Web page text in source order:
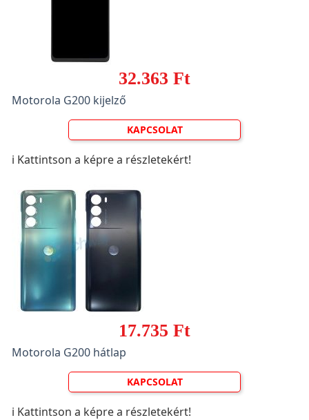
32.363 Ft
Motorola G200 kijelző
KAPCSOLAT
ℹ️ Kattintson a képre a részletekért!
17.735 Ft
Motorola G200 hátlap
KAPCSOLAT
ℹ️ Kattintson a képre a részletekért!